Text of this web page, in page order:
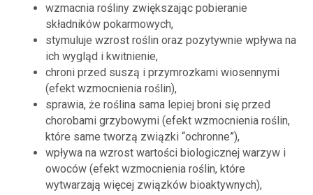
wzmacnia rośliny zwiększając pobieranie
składników pokarmowych,
stymuluje wzrost roślin oraz pozytywnie wpływa na
ich wygląd i kwitnienie,
chroni przed suszą i przymrozkami wiosennymi
(efekt wzmocnienia roślin),
sprawia, że roślina sama lepiej broni się przed
chorobami grzybowymi (efekt wzmocnienia roślin,
które same tworzą związki “ochronne”),
wpływa na wzrost wartości biologicznej warzyw i
owoców (efekt wzmocnienia roślin, które
wytwarzają więcej związków bioaktywnych),